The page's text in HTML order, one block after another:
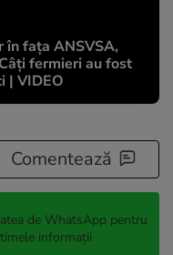
fața ANSVSA,
fermieri au fost
| VIDEO
Comentează
de WhatsApp pentru
informații